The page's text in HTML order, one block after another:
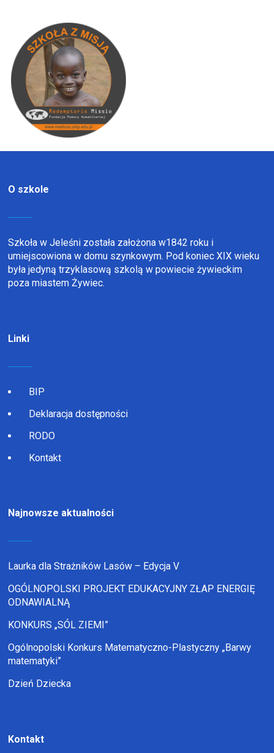
O szkole
Szkoła w Jeleśni została założona w1842 roku i
umiejscowiona w domu szynkowym. Pod koniec XIX wieku
była jedyną trzyklasową szkolą w powiecie żywieckim
poza miastem Żywiec.
Linki
BIP
Deklaracja dostępności
RODO
Kontakt
Najnowsze aktualności
Laurka dla Strażników Lasów – Edycja V
OGÓLNOPOLSKI PROJEKT EDUKACYJNY ZŁAP ENERGIĘ
ODNAWIALNĄ
KONKURS „SÓL ZIEMI”
Ogólnopolski Konkurs Matematyczno-Plastyczny „Barwy
matematyki”
Dzień Dziecka
Kontakt